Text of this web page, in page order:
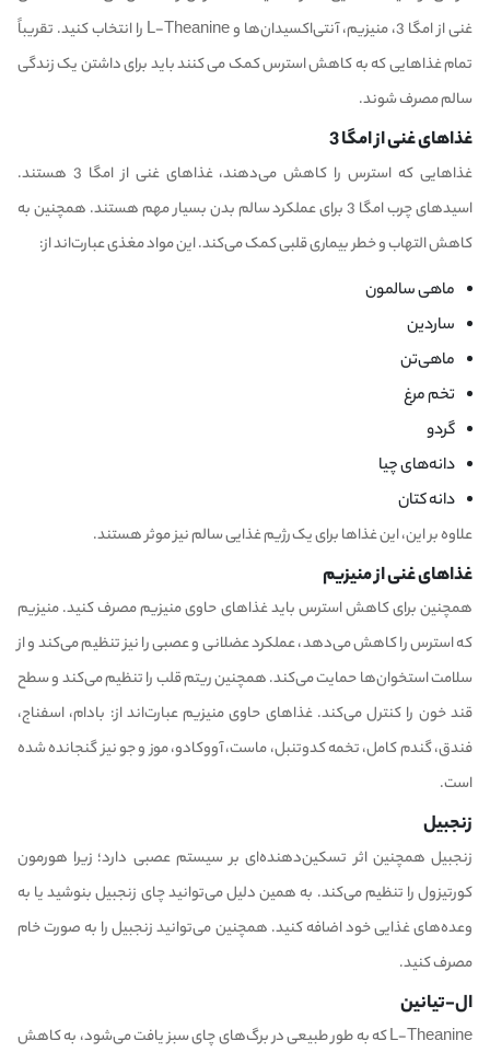
غنی از امگا 3، منیزیم، آنتی‌اکسیدان‌ها و L-Theanine را انتخاب کنید. تقریباً
تمام غذاهایی که به کاهش استرس کمک می کنند باید برای داشتن یک زندگی
سالم مصرف شوند.
غذاهای غنی از امگا 3
غذاهایی که استرس را کاهش می‌دهند، غذاهای غنی از امگا 3 هستند.
اسیدهای چرب امگا 3 برای عملکرد سالم بدن بسیار مهم هستند. همچنین به
کاهش التهاب و خطر بیماری قلبی کمک می‌کند. این مواد مغذی عبارت‌اند از:
ماهی سالمون
ساردین
ماهی‌تن
تخم مرغ
گردو
دانه‌های چیا
دانه کتان
علاوه بر این، این غذاها برای یک رژیم غذایی سالم نیز موثر هستند.
غذاهای غنی از منیزیم
همچنین برای کاهش استرس باید غذاهای حاوی منیزیم مصرف کنید. منیزیم
که استرس را کاهش می‌دهد، عملکرد عضلانی و عصبی را نیز تنظیم می‌کند و از
سلامت استخوان‌ها حمایت می‌کند. همچنین ریتم قلب را تنظیم می‌کند و سطح
قند خون را کنترل می‌کند. غذاهای حاوی منیزیم عبارت‌اند از: بادام، اسفناج،
فندق، گندم کامل، تخمه کدوتنبل، ماست، آووکادو، موز و جو نیز گنجانده شده
است.
زنجبیل
زنجبیل همچنین اثر تسکین‌دهنده‌ای بر سیستم عصبی دارد؛ زیرا هورمون
کورتیزول را تنظیم می‌کند. به همین دلیل می‌توانید چای زنجبیل بنوشید یا به
وعده‌های غذایی خود اضافه کنید. همچنین می‌توانید زنجبیل را به صورت خام
مصرف کنید.
ال-تیانین
L-Theanine که به طور طبیعی در برگ‌های چای سبز یافت می‌شود، به کاهش